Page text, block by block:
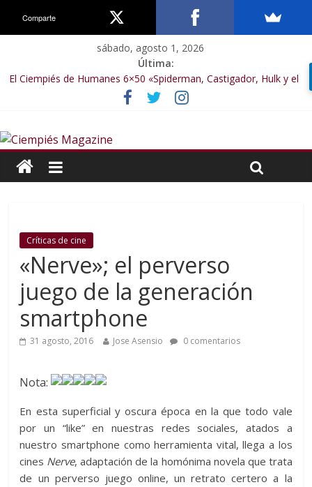
sábado, agosto 1, 2026
Última:
El Ciempiés de Humanes 6×50 «Spiderman, Castigador, Hulk y el
final de la sexta temporada»
El Ciempiés de Humanes 6×49 «Kiritaaaaa»
El Ciempiés de Humanes 6×47 «De nada por nada»
El Ciempiés de Humanes 6×46 «Ciudadano Minion»
Críticas de cine
«Nerve»; el perverso
juego de la generación
smartphone
31 agosto, 2016 Jose Asensio 0 comentarios
Nota:
En esta superficial y oscura época en la que todo vale
por un “like” en nuestras redes sociales, atados a
nuestro smartphone como herramienta vital, llega a los
cines Nerve, adaptación de la homónima novela que trata
de un perverso juego online, un retrato certero a la
Comparte